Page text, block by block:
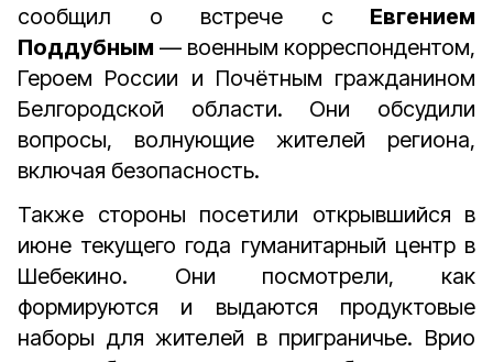
сообщил о встрече с Евгением
Поддубным — военным корреспондентом,
Героем России и Почётным гражданином
Белгородской области. Они обсудили
вопросы, волнующие жителей региона,
включая безопасность.
Также стороны посетили открывшийся в
июне текущего года гуманитарный центр в
Шебекино. Они посмотрели, как
формируются и выдаются продуктовые
наборы для жителей в приграничье. Врио